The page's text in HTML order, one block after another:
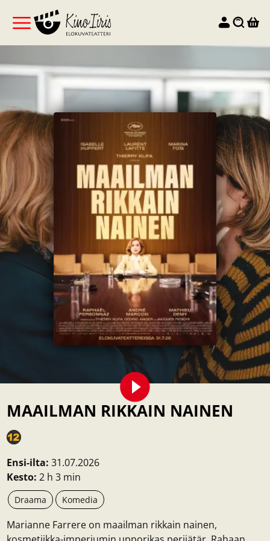
MAAILMAN RIKKAIN NAINEN
Ensi-ilta: 31.07.2026
Kesto: 2 h 3 min
Draama Komedia
Marianne Farrere on maailman rikkain nainen,